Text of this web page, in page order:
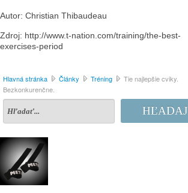
Autor: Christian Thibaudeau
Zdroj: http://www.t-nation.com/training/the-best-
exercises-period
Hlavná stránka Články Tréning
Tie najlepšie cviky.
Bezkonkurenčne.
HĽADAJ